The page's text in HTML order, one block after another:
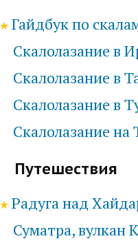
Гайдбук по
Скалолазание в
Скалолазание в
Скалолазание в
Скалолазание на
Путешествия
Радуга над
Суматра, вулкан